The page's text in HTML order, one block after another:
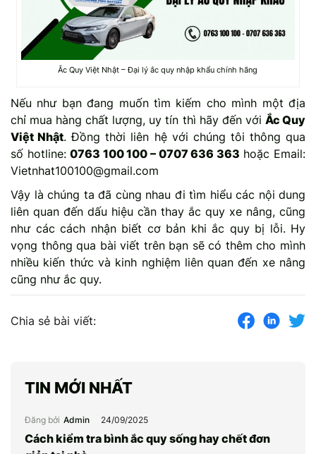
Ắc Quy Việt Nhật – Đại lý ắc quy nhập khẩu chính hãng
Nếu như bạn đang muốn tìm kiếm cho mình một địa
chỉ mua hàng chất lượng, uy tín thì hãy đến với Ắc Quy
Việt Nhật. Đồng thời liên hệ với chúng tôi thông qua
số hotline:0763 100 100 – 0707 636 363 hoặc Email:
Vietnhat100100@gmail.com
Vậy là chúng ta đã cùng nhau đi tìm hiểu các nội dung
liên quan đến dấu hiệu cần thay ắc quy xe nâng, cũng
như các cách nhận biết cơ bản khi ắc quy bị lỗi. Hy
vọng thông qua bài viết trên bạn sẽ có thêm cho mình
nhiều kiến thức và kinh nghiệm liên quan đến xe nâng
cũng như ắc quy.
Chia sẻ bài viết:
TIN MỚI NHẤT
Đăng bởi Admin 24/09/2025
Cách kiểm tra bình ắc quy sống hay chết đơn